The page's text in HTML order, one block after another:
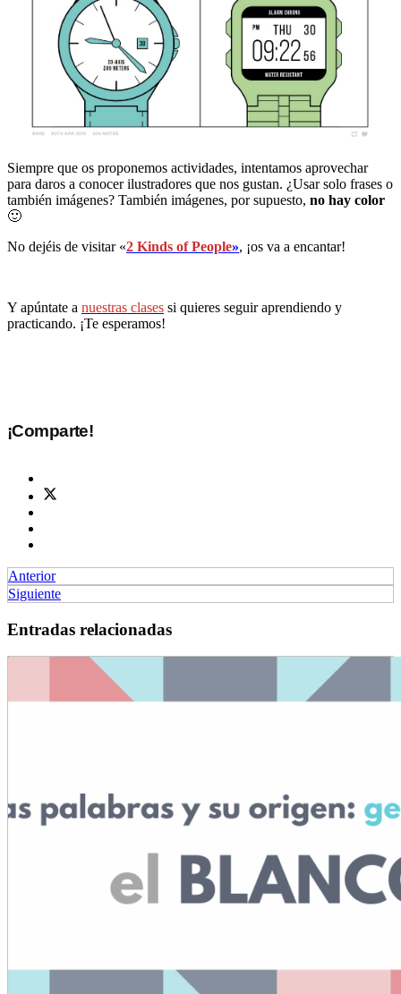
Siempre que os proponemos actividades, intentamos aprovechar
para daros a conocer ilustradores que nos gustan. ¿Usar solo frases o
también imágenes? También imágenes, por supuesto, no hay color
🙂
No dejéis de visitar «2 Kinds of People», ¡os va a encantar!
Y apúntate a nuestras clases si quieres seguir aprendiendo y
practicando. ¡Te esperamos!
¡Comparte!
Anterior
Siguiente
Entradas relacionadas